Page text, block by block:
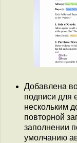
Добавлена
подписи для
нескольким
повторной
заполнении
умолчанию